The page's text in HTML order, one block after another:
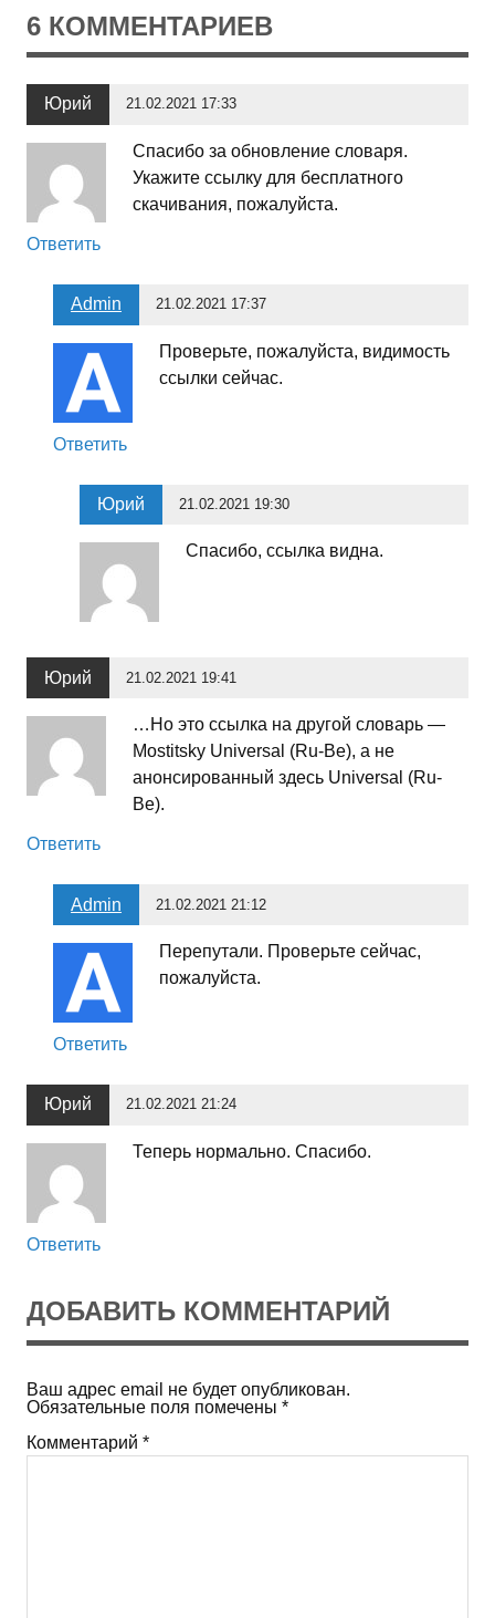
6 КОММЕНТАРИЕВ
Юрий 21.02.2021 17:33
Спасибо за обновление словаря.
Укажите ссылку для бесплатного
скачивания, пожалуйста.
Ответить
Admin 21.02.2021 17:37
Проверьте, пожалуйста, видимость
ссылки сейчас.
Ответить
Юрий 21.02.2021 19:30
Спасибо, ссылка видна.
Юрий 21.02.2021 19:41
…Но это ссылка на другой словарь —
Mostitsky Universal (Ru-Be), а не
анонсированный здесь Universal (Ru-
Be).
Ответить
Admin 21.02.2021 21:12
Перепутали. Проверьте сейчас,
пожалуйста.
Ответить
Юрий 21.02.2021 21:24
Теперь нормально. Спасибо.
Ответить
ДОБАВИТЬ КОММЕНТАРИЙ
Ваш адрес email не будет опубликован.
Обязательные поля помечены *
Комментарий *